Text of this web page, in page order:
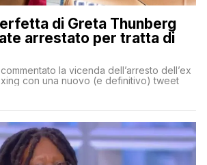
di Greta Thunberg
arrestato per tratta di
la vicenda dell’arresto dell’ex
con una nuovo (e definitivo) tweet